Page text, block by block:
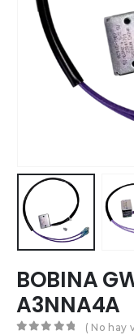
BOBINA
A3NNA4A
( No hay